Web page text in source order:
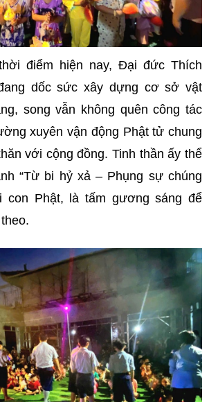
điểm hiện nay, Đại đức Thích
dốc sức xây dựng cơ sở vật
song vẫn không quên công tác
xuyên vận động Phật tử chung
với cộng đồng. Tinh thần ấy thể
“Từ bi hỷ xả – Phụng sự chúng
con Phật, là tấm gương sáng để